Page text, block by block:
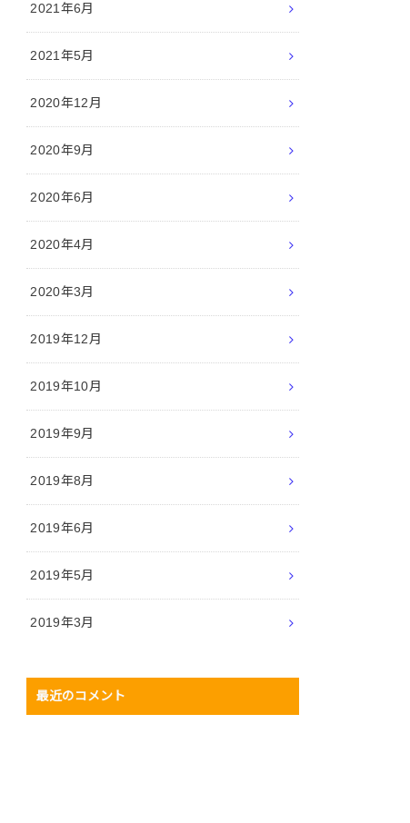
2021年6月
2021年5月
2020年12月
2020年9月
2020年6月
2020年4月
2020年3月
2019年12月
2019年10月
2019年9月
2019年8月
2019年6月
2019年5月
2019年3月
最近のコメント